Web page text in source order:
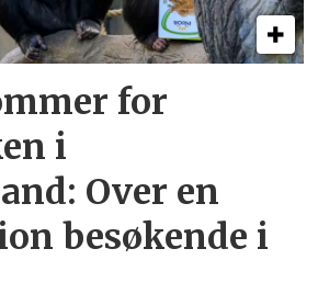
for
i
Over en
besøkende i